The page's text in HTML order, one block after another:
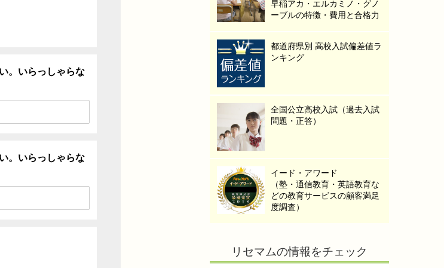
。いらっしゃらな
。いらっしゃらな
早稲アカ・エルカミノ・グノ
ーブルの特徴・費用と合格力
都道府県別 高校入試偏差値ラ
ンキング
全国公立高校入試（過去入試
問題・正答）
イード・アワード
（塾・通信教育・英語教育な
どの教育サービスの顧客満足
度調査）
リセマムの情報をチェック